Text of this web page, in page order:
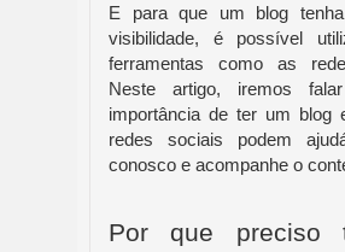
E para que um blog
visibilidade, é possível
ferramentas como as
Neste artigo, iremos
importância de ter um blog
redes sociais podem
conosco e acompanhe o
Por que preciso